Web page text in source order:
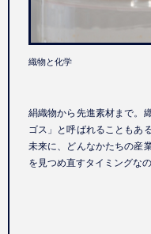
織物と化学
絹織物から先進素材まで。
ゴス」と呼ばれることもあ
未来に、どんなかたちの産
を見つめ直すタイミングな